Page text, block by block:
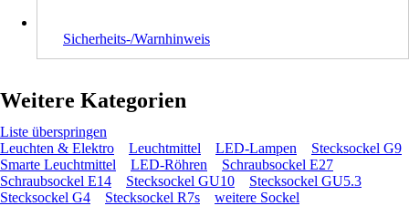
Sicherheits-/Warnhinweis
Weitere Kategorien
Liste überspringen
Leuchten & Elektro
Leuchtmittel LED-Lampen
Stecksockel G9
Smarte Leuchtmittel
LED-Röhren
Schraubsockel E27
Schraubsockel E14
Stecksockel GU10
Stecksockel GU5.3
Stecksockel G4
Stecksockel R7s weitere Sockel